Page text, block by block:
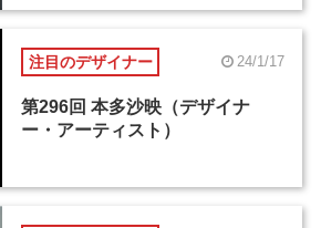
注目のデザイナー 24/1/17
第296回 本多沙映（デザイナ
ー・アーティスト）